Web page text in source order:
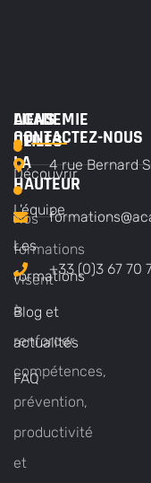
ACADEMIE
DE
LA
HAUTEUR
Nos
formations
visent
à
renforcer
compétences,
prévention,
productivité
et
LIENS
UTILES
Découvrir
L'équipe
Les
formations
Blog et
actualités
FAQ
CONTACTEZ-NOUS
4 rue Bernard
+33 (0)3 67 70